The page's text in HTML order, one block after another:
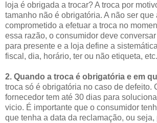
loja é obrigada a trocar? A troca por
tamanho não é obrigatória. A não ser que
comprometido a efetuar a troca no
essa razão, o consumidor deve
para presente e a loja define a
fiscal, dia, horário, ter ou não etiqueta, etc.
2. Quando a troca é obrigatória e em
troca só é obrigatória no caso de defeito.
fornecedor tem até 30 dias para
vicio. É importante que o consumidor
que tenha a data da reclamação, ou seja,